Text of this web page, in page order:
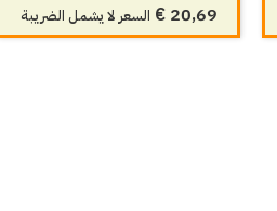
€20,69 السعر لا يشمل الضريبة